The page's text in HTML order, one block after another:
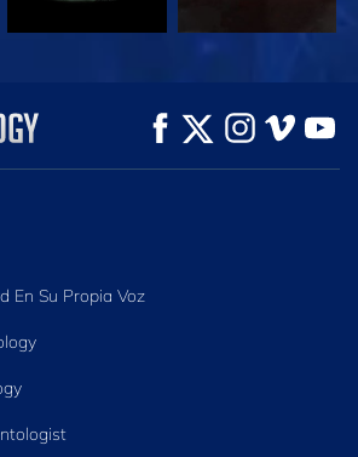
EXPLORA LAS
SERIES
En Su Propia Voz